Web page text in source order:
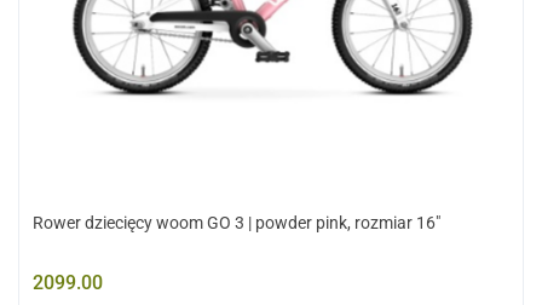
Rower dziecięcy woom GO 3 | powder pink, rozmiar 16"
2099.00